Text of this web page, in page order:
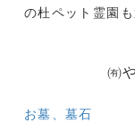
の杜ペット霊園も
㈲
お墓、墓石